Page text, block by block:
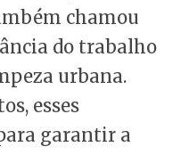
chamou
do trabalho
urbana.
esses
garantir a